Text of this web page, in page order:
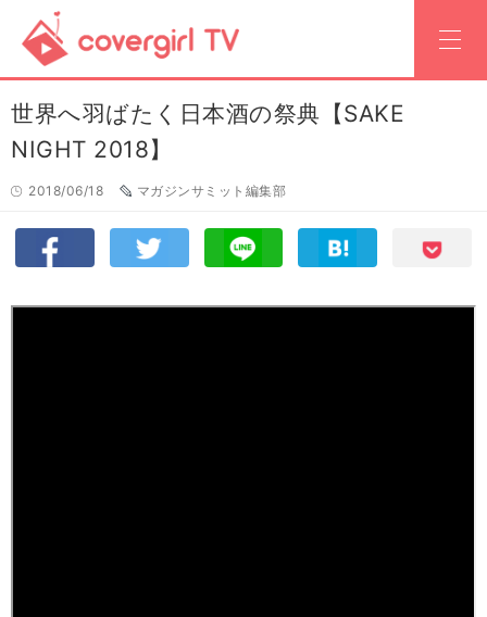
世界へ羽ばたく日本酒の祭典【SAKE
NIGHT 2018】
2018/06/18 マガジンサミット編集部